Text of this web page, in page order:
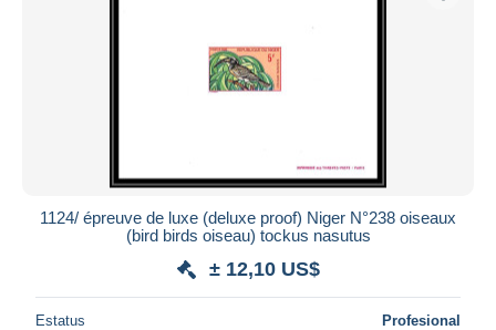
1124/ épreuve de luxe (deluxe proof) Niger N°238 oiseaux
(bird birds oiseau) tockus nasutus
± 12,10 US$
Estatus Profesional